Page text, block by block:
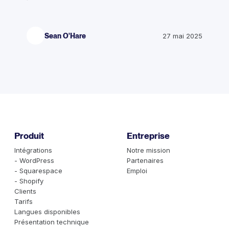
Sean O'Hare 27 mai 2025
Produit
Intégrations
- WordPress
- Squarespace
- Shopify
Clients
Tarifs
Langues disponibles
Présentation technique
Entreprise
Notre mission
Partenaires
Emploi